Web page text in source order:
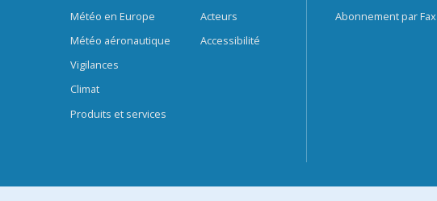
Météo en Europe
Météo aéronautique
Vigilances
Climat
Produits et services
Acteurs
Accessibilité
Abonnement par Fax